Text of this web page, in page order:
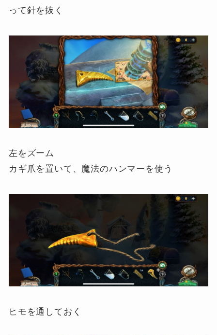
って針を抜く
左をズーム
カギ爪を置いて、魔法のハンマーを使う
ヒモを通しておく